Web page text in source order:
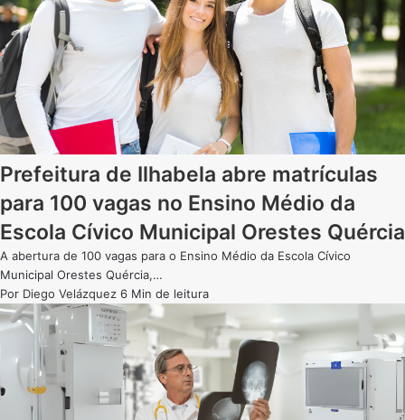
Prefeitura de Ilhabela abre matrículas
para 100 vagas no Ensino Médio da
Escola Cívico Municipal Orestes Quércia
A abertura de 100 vagas para o Ensino Médio da Escola Cívico
Municipal Orestes Quércia,…
Por Diego Velázquez 6 Min de leitura